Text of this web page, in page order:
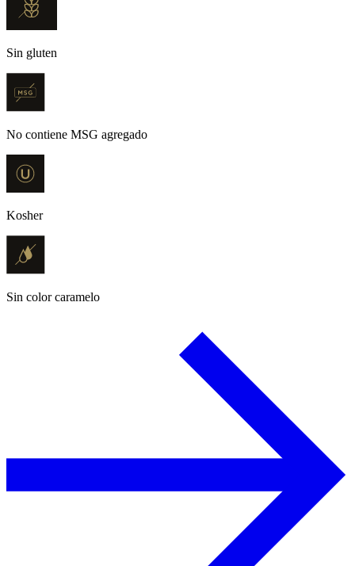
Sin gluten
No contiene MSG agregado
Kosher
Sin color caramelo